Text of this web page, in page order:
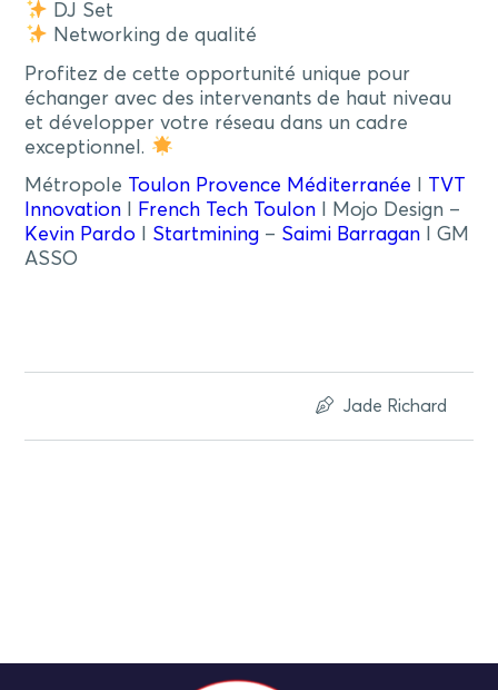
DJ Set
Networking de qualité
Profitez de cette opportunité unique pour
échanger avec des intervenants de haut niveau
et développer votre réseau dans un cadre
exceptionnel.
Métropole Toulon Provence Méditerranée
TVT
Innovation
French Tech Toulon I Mojo Design –
Kevin Pardo
Startmining – Saimi Barragan I GM
ASSO
Jade Richard